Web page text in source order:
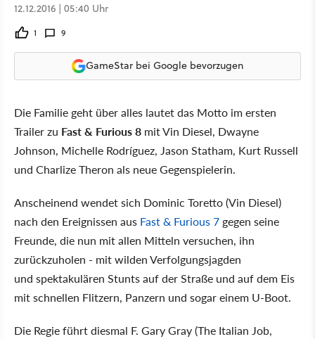
12.12.2016 | 05:40 Uhr
1 9
GameStar bei Google bevorzugen
Die Familie geht über alles lautet das Motto im ersten
Trailer zu Fast & Furious 8 mit Vin Diesel, Dwayne
Johnson, Michelle Rodríguez, Jason Statham, Kurt Russell
und Charlize Theron als neue Gegenspielerin.
Anscheinend wendet sich Dominic Toretto (Vin Diesel)
nach den Ereignissen aus Fast & Furious 7 gegen seine
Freunde, die nun mit allen Mitteln versuchen, ihn
zurückzuholen - mit wilden Verfolgungsjagden
und spektakulären Stunts auf der Straße und auf dem Eis
mit schnellen Flitzern, Panzern und sogar einem U-Boot.
Die Regie führt diesmal F. Gary Gray (The Italian Job,